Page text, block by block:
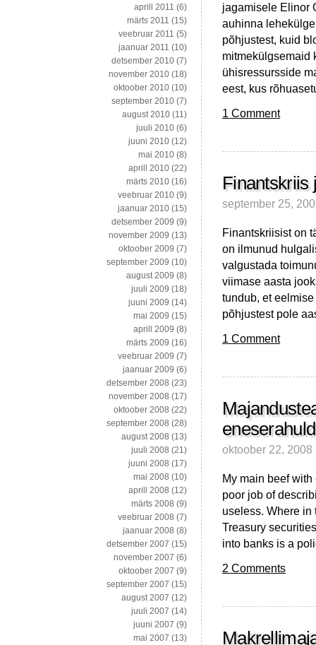
jagamisele Elinor
auhinna
põhjustest, kuid
mitmekülgsemaid
ühisressursside
eest, kus
1 Comment
Finantskriis
september 25,
Finantskriisist on
on ilmunud
valgustada
viimase aasta
tundub, et
põhjustest pole
1 Comment
oktoober 22, 2008
My main beef
poor job of
useless. Where in
Treasury
into banks is a
2 Comments
aprill 2011 (6)
märts 2011 (15)
veebruar 2011 (5)
jaanuar 2011 (10)
detsember 2010 (7)
november 2010 (18)
oktoober 2010 (10)
september 2010 (7)
august 2010 (11)
juuli 2010 (6)
juuni 2010 (12)
mai 2010 (8)
aprill 2010 (22)
märts 2010 (16)
veebruar 2010 (9)
jaanuar 2010 (15)
detsember 2009 (9)
november 2009 (13)
oktoober 2009 (7)
september 2009 (10)
august 2009 (8)
juuli 2009 (18)
juuni 2009 (14)
mai 2009 (15)
aprill 2009 (8)
märts 2009 (16)
veebruar 2009 (7)
jaanuar 2009 (6)
detsember 2008 (23)
november 2008 (17)
oktoober 2008 (22)
september 2008 (28)
august 2008 (13)
juuli 2008 (21)
juuni 2008 (17)
mai 2008 (10)
aprill 2008 (12)
märts 2008 (9)
veebruar 2008 (7)
jaanuar 2008 (8)
detsember 2007 (15)
november 2007 (6)
oktoober 2007 (9)
september 2007 (15)
august 2007 (12)
juuli 2007 (14)
juuni 2007 (9)
mai 2007 (13)